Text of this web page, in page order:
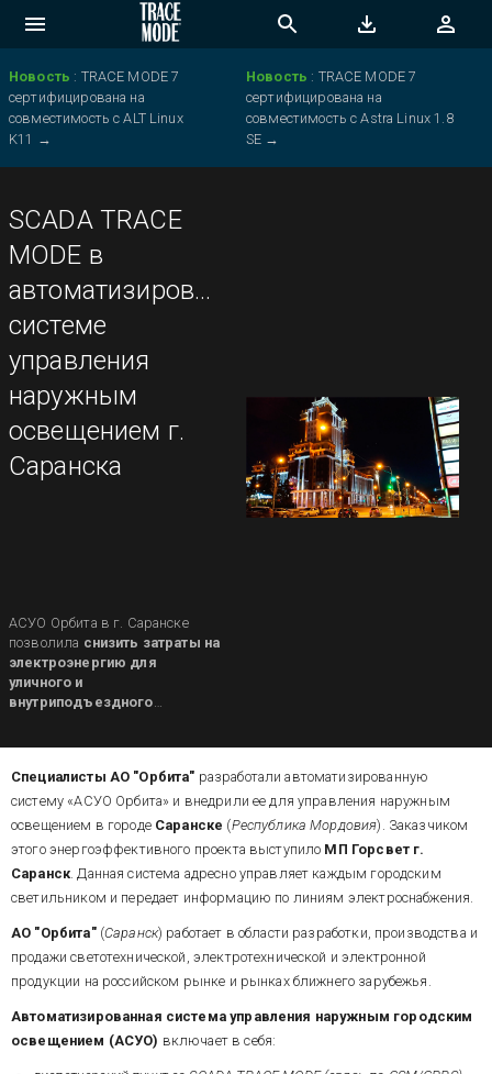
Новость : TRACE MODE 7
сертифицирована на
совместимость с ALT Linux
K11 →
Новость : TRACE MODE 7
сертифицирована на
совместимость с Astra Linux 1.8
SE →
SCADA TRACE
MODE в
автоматизированной
системе
управления
наружным
освещением г.
Саранска
АСУО Орбита в г. Саранске
позволила снизить затраты на
электроэнергию для
уличного и
внутриподъездного
эффектот их внедрения.
Специалисты АО "Орбита" разработали автоматизированную
систему «АСУО Орбита» и внедрили ее для управления наружным
освещением в городе Саранске (Республика Мордовия). Заказчиком
этого энергоэффективного проекта выступило МП Горсвет г.
Саранск. Данная система адресно управляет каждым городским
светильником и передает информацию по линиям электроснабжения.
АО "Орбита" (Саранск) работает в области разработки, производства и
продажи светотехнической, электротехнической и электронной
продукции на российском рынке и рынках ближнего зарубежья.
Автоматизированная система управления наружным городским
освещением (АСУО) включает в себя: